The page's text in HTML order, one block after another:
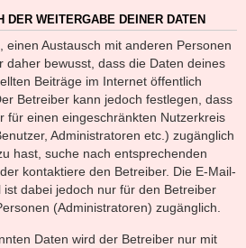
DER WEITERGABE DEINER DATEN
einen Austausch mit anderen Personen
daher bewusst, dass die Daten deines
Beiträge im Internet öffentlich
Betreiber kann jedoch festlegen, dass
für einen eingeschränkten Nutzerkreis
Administratoren etc.) zugänglich
hast, suche nach entsprechenden
kontaktiere den Betreiber. Die E-Mail-
dabei jedoch nur für den Betreiber
(Administratoren) zugänglich.
Daten wird der Betreiber nur mit